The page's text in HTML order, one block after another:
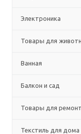
Электроника
Товары для
Ванная
Балкон и сад
Товары для
Текстиль для дома